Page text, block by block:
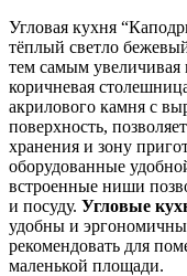
Угловая кухня
тёплый светло
тем самым
коричневая
акрилового камня с
поверхность,
хранения и зону
оборудованные
встроенные ниши
и посуду. Угловые
удобны и
рекомендовать для
маленькой площади.